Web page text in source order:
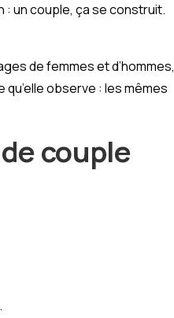
: un couple, ça se construit.
de femmes et d’hommes,
observe : les mêmes
couple